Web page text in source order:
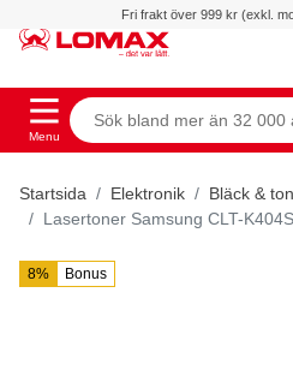
Fri frakt över 999 kr (exkl.
Menu
Startsida Elektronik
Bläck &
Lasertoner Samsung CLT-
8% Bonus